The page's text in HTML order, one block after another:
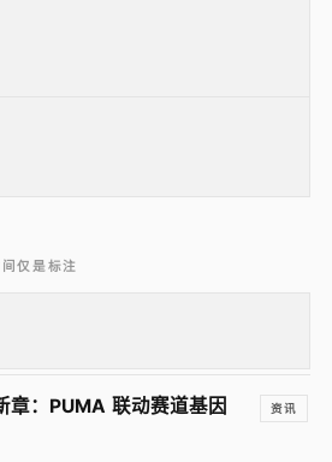
仅是标注
章：PUMA 联动赛道基因
资讯